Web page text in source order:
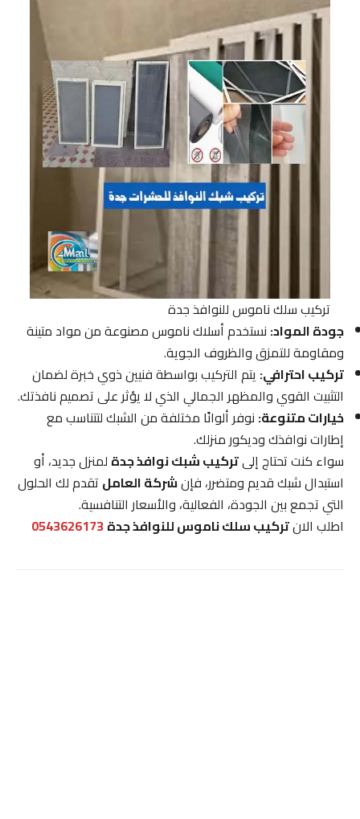
تركيب سلك ناموس للنوافذ جدة
جودة المواد:نستخدم أسلاك ناموس مصنوعة من مواد متينة
ومقاومة للتمزق والظروف الجوية.
تركيب احترافي:يتم التركيب بواسطة فنيين ذوي خبرة لضمان
التثبيت القوي والمظهر الجمالي الذي لا يؤثر على تصميم نافذتك.
خيارات متنوعة:نوفر ألوانًا مختلفة من الشبك لتتناسب مع
إطارات نوافذك وديكور منزلك.
سواء كنت تحتاج إلىتركيب شبك نوافذ جدةلمنزل جديد، أو
استبدال شبك قديم ومتضرر، فإنشركة العاملتقدم لك الحلول
التي تجمع بين الجودة، الفعالية، والأسعار التنافسية.
اطلب الانتركيب سلك ناموس للنوافذ جدة0543626173